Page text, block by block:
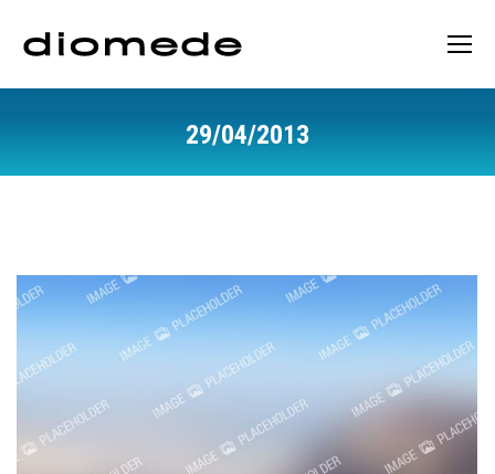
29/04/2013